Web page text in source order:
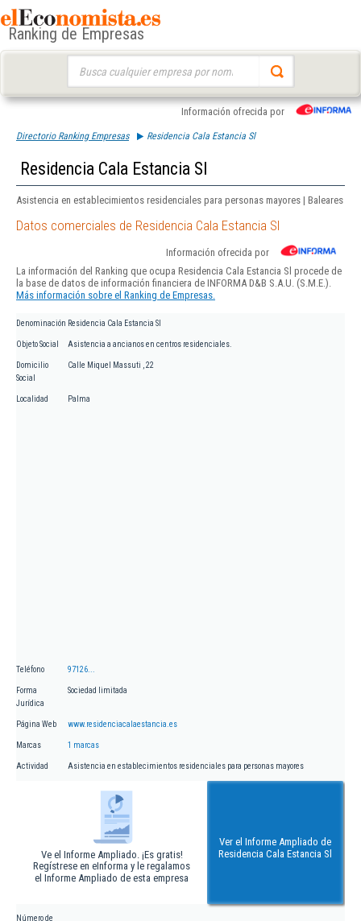
Ranking de Empresas
Información ofrecida por
Directorio Ranking Empresas Residencia Cala Estancia Sl
Residencia Cala Estancia Sl
Asistencia en establecimientos residenciales para personas mayores | Baleares
Datos comerciales de Residencia Cala Estancia Sl
Información ofrecida por
La información del Ranking que ocupa Residencia Cala Estancia Sl procede de
la base de datos de información financiera de INFORMA D&B S.A.U. (S.M.E.).
Más información sobre el Ranking de Empresas.
Denominación Residencia Cala Estancia Sl
Objeto Social Asistencia a ancianos en centros residenciales.
Domicilio
Social
Calle Miquel Massuti , 22
Localidad Palma
Teléfono 97126...
Forma
Jurídica
Sociedad limitada
Página Web www.residenciacalaestancia.es
Marcas 1 marcas
Actividad Asistencia en establecimientos residenciales para personas mayores
Ve el Informe Ampliado. ¡Es gratis!
Regístrese en eInforma y le regalamos
el Informe Ampliado de esta empresa
Ver el Informe Ampliado de
Residencia Cala Estancia Sl
Número de